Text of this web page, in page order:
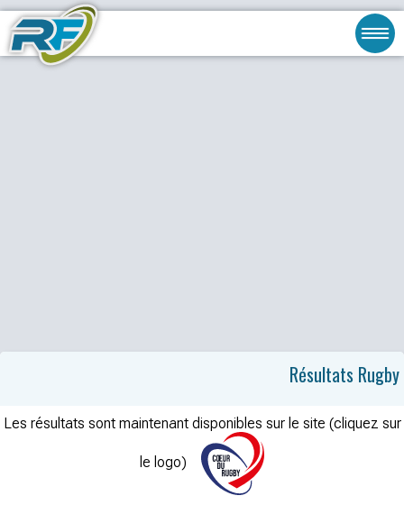
Résultats Rugby
Les résultats sont maintenant disponibles sur le site (cliquez sur
le logo)